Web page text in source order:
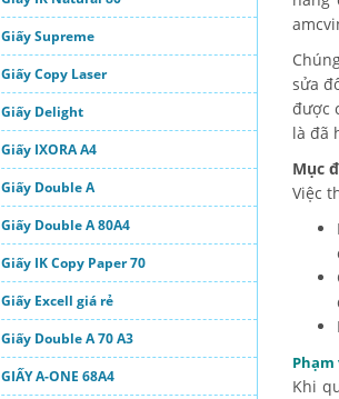
Giấy Supreme
Giấy Copy Laser
Giấy Delight
Giấy IXORA A4
Giấy Double A
Giấy Double A 80A4
Giấy IK Copy Paper 70
Giấy Excell giá rẻ
Giấy Double A 70 A3
GIẤY A-ONE 68A4
sửa
được
là đã
Mục
Việc
Khi